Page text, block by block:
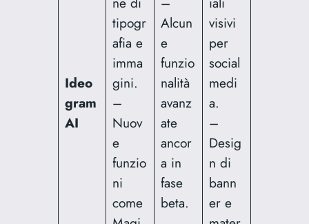
Ideo
gram
AI
tipogr
afia e
imma
gini.
–
Nuov
e
funzio
ni
come
Alcun
e
funzio
nalità
avanz
ate
ancor
a in
fase
beta.
visivi
per
social
medi
a.
–
Desig
n di
bann
er e